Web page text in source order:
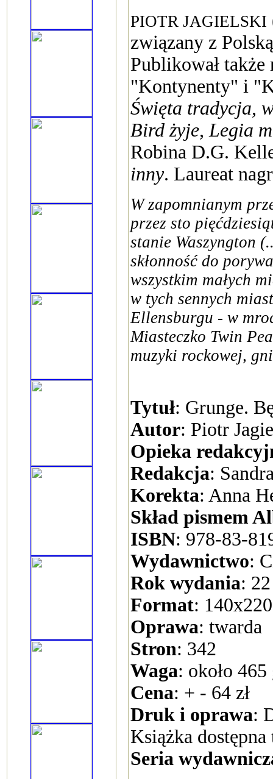
PIOTR JAGIELSKI
związany z
Publikował
"Kontynenty" i
Święta tradycja,
Bird żyje, Legia
Robina D.G.
inny. Laureat
W zapomnianym
przez sto
stanie Waszyngton
skłonność do
wszystkim małych
w tych sennych
Ellensburgu - w
Miasteczko Twin
muzyki rockowej,
Tytuł: Grunge.
Autor: Piotr
Opieka
Redakcja:
Korekta: Anna
Skład pismem
ISBN: 978-83-
Wydawnictwo:
Rok wydania:
Format:
Oprawa: twarda
Stron: 342
Waga: około 465
Cena: + - 64 zł
Druk i oprawa:
Książka
Seria